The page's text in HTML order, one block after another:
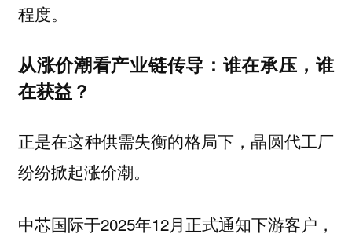
程度。
从涨价潮看产业链传导：谁在承压，谁
在获益？
正是在这种供需失衡的格局下，晶圆代工厂
纷纷掀起涨价潮。
中芯国际于2025年12月正式通知下游客户，